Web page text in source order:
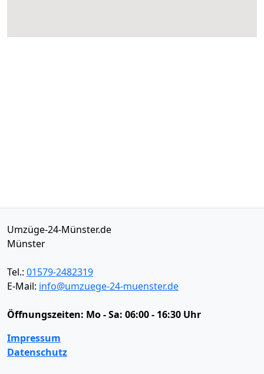
Umzüge-24-Münster.de
Münster
Tel.: 01579-2482319
E-Mail: info@umzuege-24-muenster.de
Öffnungszeiten: Mo - Sa: 06:00 - 16:30 Uhr
Impressum
Datenschutz